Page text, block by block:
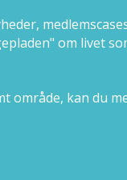
om livet
område, kan du